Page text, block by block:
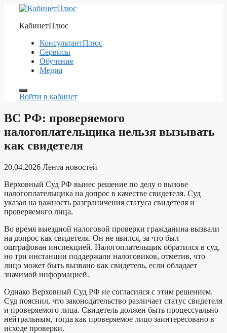
Перейти
содержимому
КабинетПлюс
КонсультантПлюс
Сервисы
Обучение
Медиа
Войти в кабинет
ВС РФ: проверяемого
налогоплательщика нельзя вызывать
как свидетеля
20.04.2026 Лента новостей
Верховный Суд РФ вынес решение по делу о вызове
налогоплательщика на допрос в качестве свидетеля. Суд
указал на важность разграничения статуса свидетеля и
проверяемого лица.
Во время выездной налоговой проверки гражданина вызвали
на допрос как свидетеля. Он не явился, за что был
оштрафован инспекцией. Налогоплательщик обратился в суд,
но три инстанции поддержали налоговиков, отметив, что
лицо может быть вызвано как свидетель, если обладает
значимой информацией.
Однако Верховный Суд РФ не согласился с этим решением.
Суд пояснил, что законодательство различает статус свидетеля
и проверяемого лица. Свидетель должен быть процессуально
нейтральным, тогда как проверяемое лицо заинтересовано в
исходе проверки.